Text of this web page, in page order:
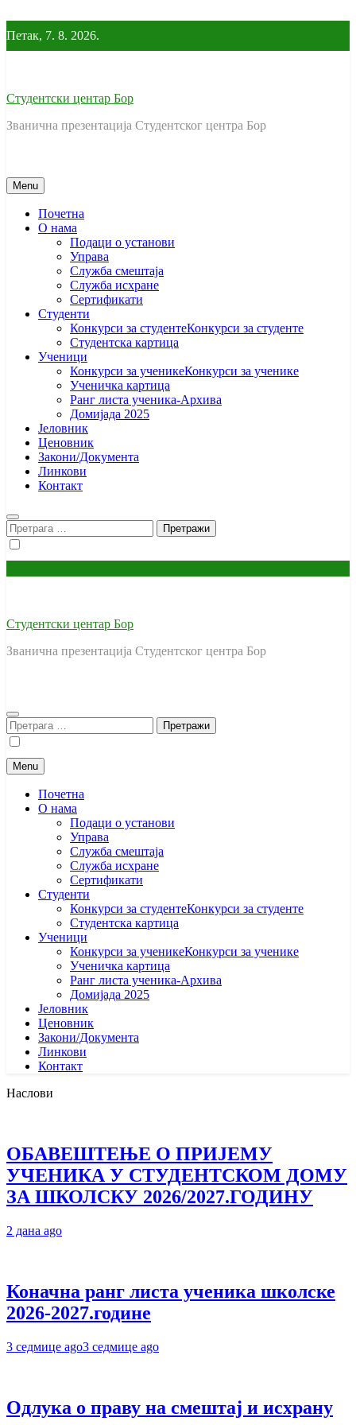
content
Петак, 7. 8. 2026.
Студентски центар Бор
Званична презентација Студентског центра Бор
Menu
Почетна
O нама
Подаци о установи
Управа
Служба смештаја
Служба исхране
Сертификати
Студенти
Конкурси за студентеКонкурси за студенте
Студентска картица
Ученици
Конкурси за ученикеКонкурси за ученике
Ученичка картица
Ранг листа ученика-Архива
Домијада 2025
Јеловник
Ценовник
Закони/Документа
Линкови
Контакт
Претрага
за:
Студентски центар Бор
Званична презентација Студентског центра Бор
Претрага
за:
Menu
Почетна
O нама
Подаци о установи
Управа
Служба смештаја
Служба исхране
Сертификати
Студенти
Конкурси за студентеКонкурси за студенте
Студентска картица
Ученици
Конкурси за ученикеКонкурси за ученике
Ученичка картица
Ранг листа ученика-Архива
Домијада 2025
Јеловник
Ценовник
Закони/Документа
Линкови
Контакт
Наслови
ОБАВЕШТЕЊЕ О ПРИЈЕМУ
УЧЕНИКА У СТУДЕНТСКОМ ДОМУ
ЗА ШКОЛСКУ 2026/2027.ГОДИНУ
2 дана ago
Коначна ранг листа ученика школске
2026-2027.године
3 седмице ago3 седмице ago
Одлука о праву на смештај и исхрану